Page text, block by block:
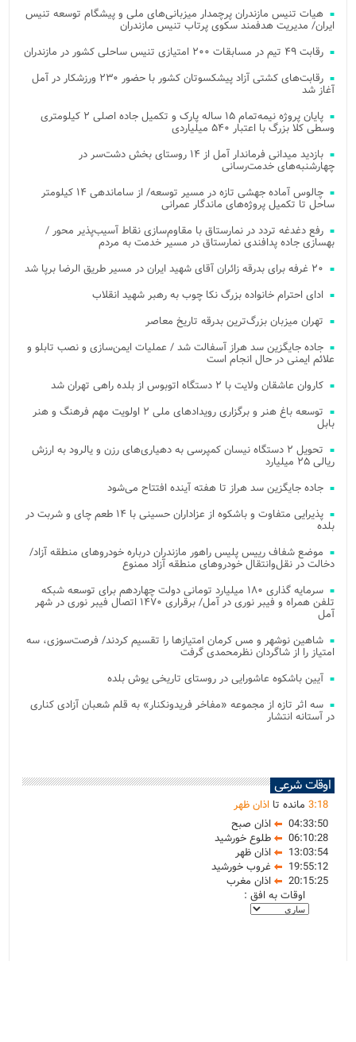
هیات تنیس مازندران پرچمدار میزبانی‌های ملی و پیشگام توسعه تنیس
ایران/ مدیریت هدفمند سکوی پرتاب تنیس مازندران
رقابت ۴۹ تیم در مسابقات ۲۰۰ امتیازی تنیس ساحلی کشور در مازندران
رقابت‌های کشتی آزاد پیشکسوتان کشور با حضور ۲۳۰ ورزشکار در آمل
آغاز شد
پایان پروژه نیمه‌تمام ۱۵ ساله پارک و تکمیل جاده اصلی ۲ کیلومتری
وسطی کلا بزرگ با اعتبار ۵۴۰ میلیاردی
بازدید میدانی فرماندار آمل از ۱۴ روستای بخش دشت‌سر در
چهارشنبه‌های خدمت‌رسانی
چالوس آماده جهشی تازه در مسیر توسعه/ از ساماندهی ۱۴ کیلومتر
ساحل تا تکمیل پروژه‌های ماندگار عمرانی
رفع دغدغه تردد در نمارستاق با مقاوم‌سازی نقاط آسیب‌پذیر محور /
بهسازی جاده پدافندی نمارستاق در مسیر خدمت به مردم
۲۰ غرفه برای بدرقه زائران آقای شهید ایران در مسیر طریق الرضا برپا شد
ادای احترام خانواده بزرگ نکا چوب به رهبر شهید انقلاب
تهران میزبان بزرگ‌ترین بدرقه تاریخ معاصر
جاده جایگزین سد هراز آسفالت شد / عملیات ایمن‌سازی و نصب تابلو و
علائم ایمنی در حال انجام است
کاروان عاشقان ولایت با ۲ دستگاه اتوبوس از بلده راهی تهران شد
توسعه باغ هنر و برگزاری رویدادهای ملی ۲ اولویت مهم فرهنگ و هنر
بابل
تحویل ۲ دستگاه نیسان کمپرسی به دهیاری‌های رزن و یالرود به ارزش
ریالی ۲۵ میلیارد
جاده جایگزین سد هراز تا هفته آینده افتتاح می‌شود
پذیرایی متفاوت و باشکوه از عزاداران حسینی با ۱۴ طعم چای و شربت در
بلده
موضع شفاف رییس پلیس راهور مازندران درباره خودروهای منطقه آزاد/
دخالت در نقل‌وانتقال خودروهای منطقه آزاد ممنوع
سرمایه گذاری ۱۸۰ میلیارد تومانی دولت چهاردهم برای توسعه شبکه
تلفن همراه و فیبر نوری در آمل/ برقراری ۱۴۷۰ اتصال فیبر نوری در شهر
آمل
شاهین نوشهر و مس کرمان امتیازها را تقسیم کردند/ فرصت‌سوزی، سه
امتیاز را از شاگردان نظرمحمدی گرفت
آیین باشکوه عاشورایی در روستای تاریخی یوش بلده
سه اثر تازه از مجموعه «مفاخر فریدونکنار» به قلم شعبان آزادی کناری
در آستانه انتشار
اوقات شرعی
3:18 مانده تااذان ظهر
04:33:50
اذان صبح
06:10:28
طلوع خورشید
13:03:54
اذان ظهر
19:55:12
غروب خورشید
20:15:25
اذان مغرب
اوقات به افق :